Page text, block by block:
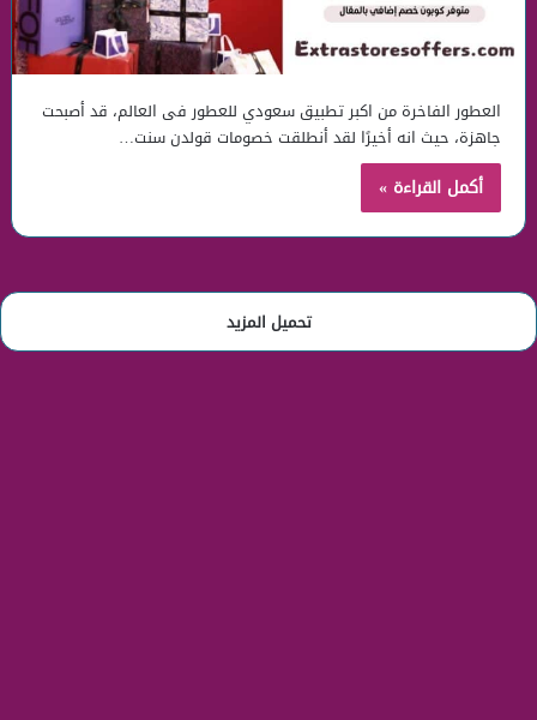
العطور الفاخرة من اكبر تطبيق سعودي للعطور فى العالم، قد أصبحت
جاهزة، حيث انه أخيرًا لقد أنطلقت خصومات قولدن سنت…
أكمل القراءة »
تحميل المزيد